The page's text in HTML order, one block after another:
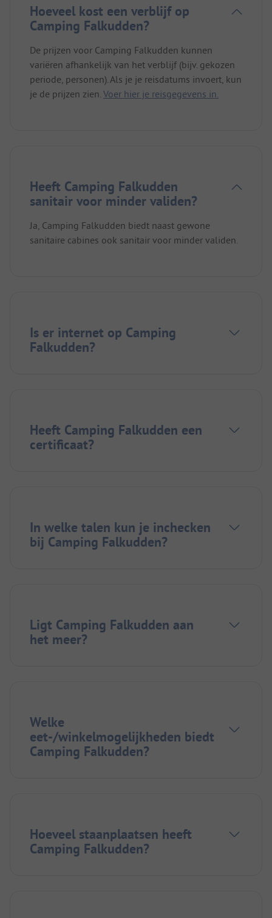
Hoeveel kost een verblijf op
Camping Falkudden?
De prijzen voor Camping Falkudden kunnen
variëren afhankelijk van het verblijf (bijv. gekozen
periode, personen). Als je je reisdatums invoert, kun
je de prijzen zien. Voer hier je reisgegevens in.
Heeft Camping Falkudden
sanitair voor minder validen?
Ja, Camping Falkudden biedt naast gewone
sanitaire cabines ook sanitair voor minder validen.
Is er internet op Camping
Falkudden?
Heeft Camping Falkudden een
certificaat?
In welke talen kun je inchecken
bij Camping Falkudden?
Ligt Camping Falkudden aan
het meer?
Welke
eet-/winkelmogelijkheden biedt
Camping Falkudden?
Hoeveel staanplaatsen heeft
Camping Falkudden?